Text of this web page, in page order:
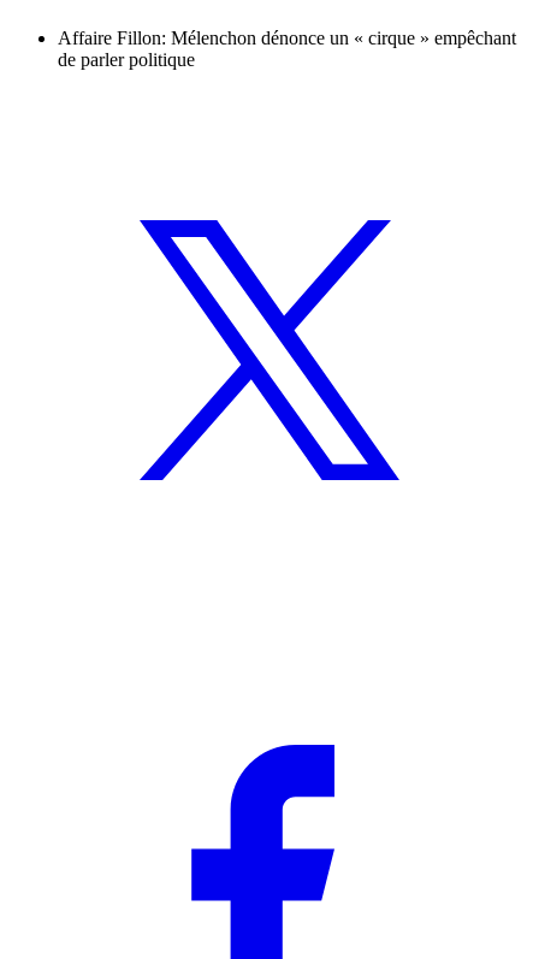
Affaire Fillon: Mélenchon dénonce un « cirque » empêchant
de parler politique